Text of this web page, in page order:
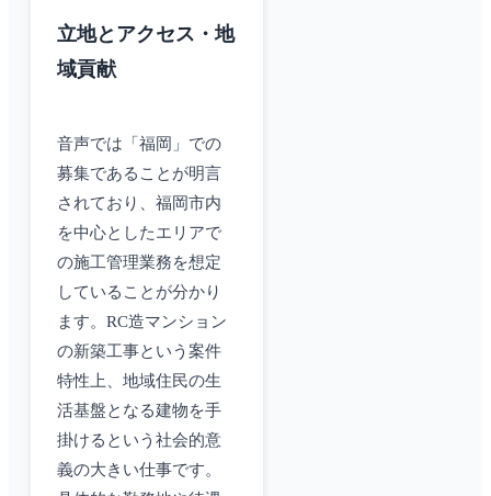
立地とアクセス・地
域貢献
音声では「福岡」での
募集であることが明言
されており、福岡市内
を中心としたエリアで
の施工管理業務を想定
していることが分かり
ます。RC造マンション
の新築工事という案件
特性上、地域住民の生
活基盤となる建物を手
掛けるという社会的意
義の大きい仕事です。